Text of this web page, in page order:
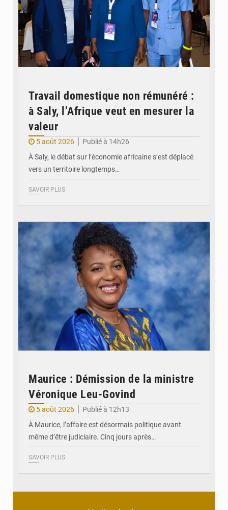
Travail domestique non rémunéré :
à Saly, l’Afrique veut en mesurer la
valeur
5 août 2026
Publié à 14h26
À Saly, le débat sur l’économie africaine s’est déplacé
vers un territoire longtemps…
SAVOIR PLUS
Maurice : Démission de la ministre
Véronique Leu-Govind
5 août 2026
Publié à 12h13
À Maurice, l’affaire est désormais politique avant
même d’être judiciaire. Cinq jours après…
SAVOIR PLUS